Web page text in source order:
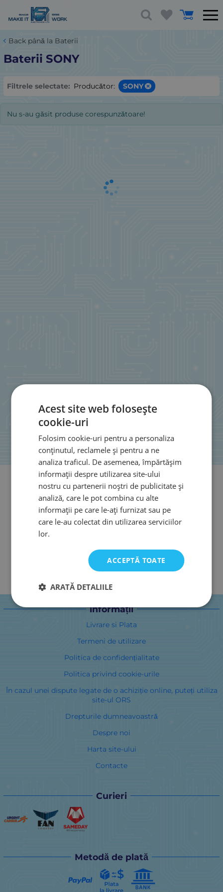
Back până la Baterii
Baterii SONY
Filtrele selectate: Producător: SONY
Nu s-au găsit produse corespunzătoare!
informații
Livrare si Plata
Termeni de utilizare
Politica de confidențialitate
Politica privind cookie-urile
În cazul unei dispute legate de o achiziție online, puteți utiliza
site-ul ORS
Drepturile dumneavoastră
Despre noi
Harta site-ului
Contacte
Curieri
Metodă de plată
Acest site web folosește
cookie-uri
Folosim cookie-uri pentru a personaliza
conținutul, reclamele și pentru a ne
analiza traficul. De asemenea, împărtășim
informații despre utilizarea site-ului
nostru cu partenerii noștri de publicitate și
analiză, care le pot combina cu alte
informații pe care le-ați furnizat sau pe
care le-au colectat din utilizarea serviciilor
lor.
ACCEPTĂ TOATE
ARATĂ DETALIILE